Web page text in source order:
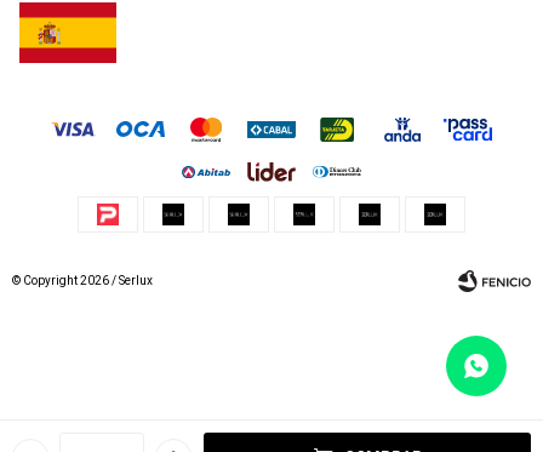
© Copyright 2026 / Serlux